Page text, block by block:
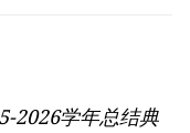
2026学年总结典